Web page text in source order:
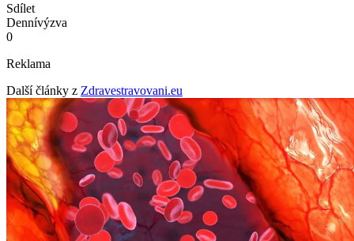
Sdílet
Dennívýzva
0
Reklama
Další články z Zdravestravovani.eu